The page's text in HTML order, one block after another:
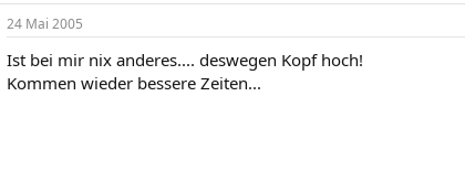
24 Mai 2005
Ist bei mir nix anderes.... deswegen Kopf hoch!
Kommen wieder bessere Zeiten...